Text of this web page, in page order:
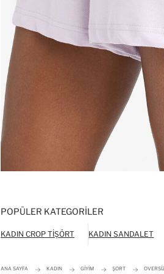
POPÜLER KATEGORILER
KADIN CROP TIŞÖRT KADIN SANDALET
ANA SAYFA KADIN GIYIM ŞORT